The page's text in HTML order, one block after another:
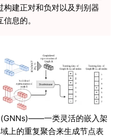
构建正对和负对以及判别器
息的。
(GNNs)——一类灵活的嵌入架
上的重复聚合来生成节点表